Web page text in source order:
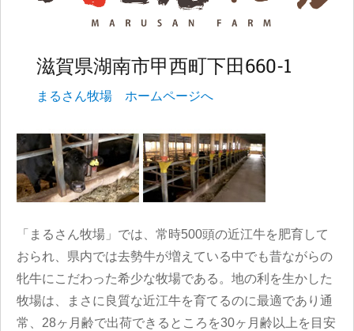
滋賀県湖南市甲西町下田660-1
まるさん牧場 ホームページへ
「まるさん牧場」では、常時500頭の近江牛を肥育して
おられ、県内では去勢牛が増えている中でも昔ながらの
牝牛にこだわった希少な牧場である。地の利を生かした
牧場は、まさに良質な近江牛を育てるのに最適であり通
常、28ヶ月齢で出荷できるところを30ヶ月齢以上を目安